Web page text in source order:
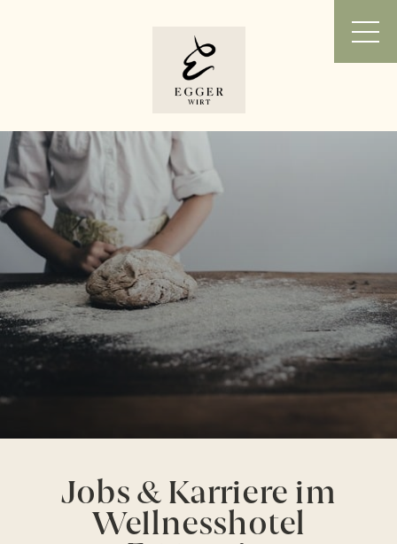
Jobs & Karriere im
Wellnesshotel